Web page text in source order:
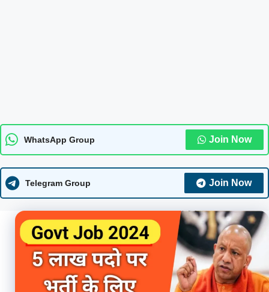
WhatsApp Group Join Now
Telegram Group Join Now